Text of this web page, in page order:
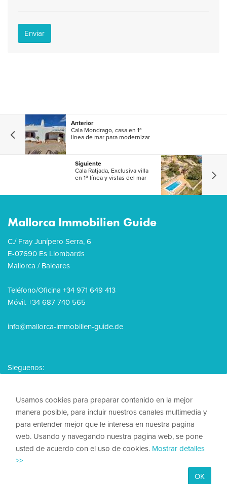
Enviar
Anterior
Cala Mondrago, casa en 1ª
línea de mar para modernizar
Siguiente
Cala Ratjada, Exclusiva villa
en 1ª línea y vistas del mar
Mallorca Immobilien Guide
C./ Fray Junípero Serra, 6
E-07690 Es Llombards
Mallorca / Baleares
Teléfono/Oficina +34 971 649 413
Móvil. +34 687 740 565
info@mallorca-immobilien-guide.de
Sieguenos:
© 2026, Mallorca Immobilien Guide
Nota legal
Usamos cookies para preparar contenido en la mejor
manera posible, para incluir nuestros canales multimedia y
para entender mejor que le interesa en nuestra pagina
web. Usando y navegando nuestra pagina web, se pone
usted de acuerdo con el uso de cookies. Mostrar detalles
>>
OK